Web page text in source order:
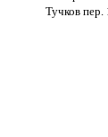
Тучков пер.